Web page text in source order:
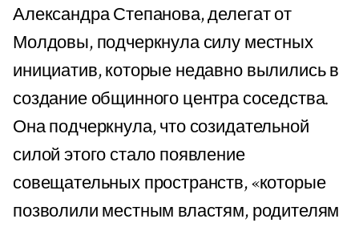
Александра Степанова, делегат от
Молдовы, подчеркнула силу местных
инициатив, которые недавно вылились в
создание общинного центра соседства.
Она подчеркнула, что созидательной
силой этого стало появление
совещательных пространств, «которые
позволили местным властям, родителям